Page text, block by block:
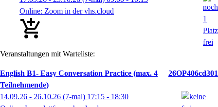
Online: Zoom in der vhs.cloud
Veranstaltungen mit Warteliste:
English B1- Easy Conversation Practice (max. 4
Teilnehmende)
26OP406cd301
14.09.26 - 26.10.26 (7-mal) 17:15 - 18:30